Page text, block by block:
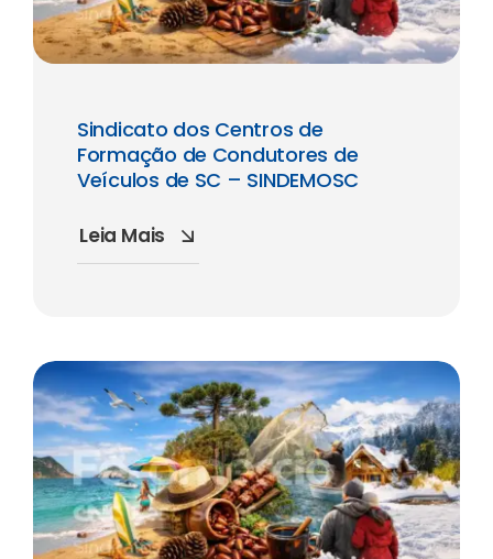
Sindicato dos Centros de
Formação de Condutores de
Veículos de SC – SINDEMOSC
Leia Mais